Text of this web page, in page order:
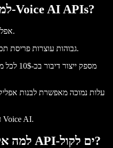
למה יעילות עלות חשובה ב-Voice AI APIs?
אפליקציות קול מייצרות נפחי שמע גדולים.
עלויות API גבוהות עוצרות פריסת תכונות קול בהיקפים גדולים.
עלות נמוכה מאפשרת לבנות
עלות-תועלת היא גורם מרכזי בפריסת Voice AI.
למה אינטגרציה אנכית משפרת API-ים לקול?